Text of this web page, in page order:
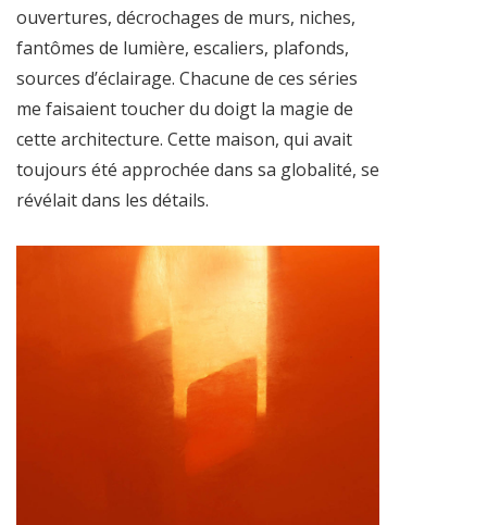
ouvertures, décrochages de murs, niches,
fantômes de lumière, escaliers, plafonds,
sources d’éclairage. Chacune de ces séries
me faisaient toucher du doigt la magie de
cette architecture. Cette maison, qui avait
toujours été approchée dans sa globalité, se
révélait dans les détails.